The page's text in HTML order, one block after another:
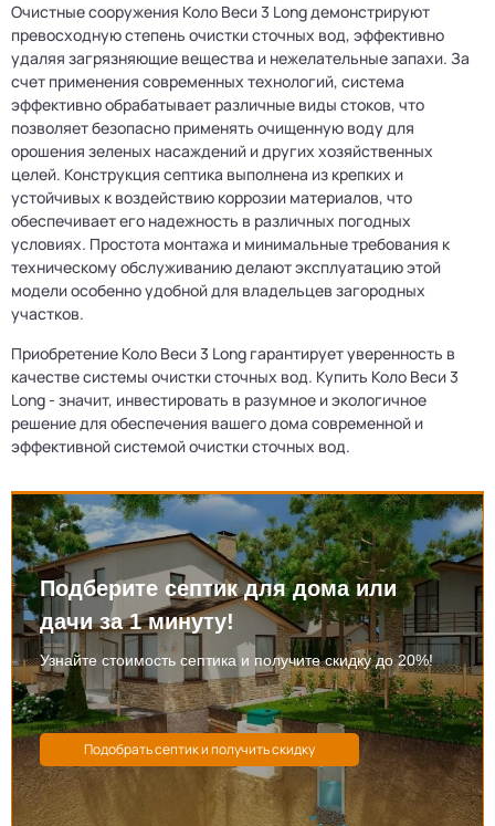
Очистные сооружения Коло Веси 3 Long демонстрируют
превосходную степень очистки сточных вод, эффективно
удаляя загрязняющие вещества и нежелательные запахи. За
счет применения современных технологий, система
эффективно обрабатывает различные виды стоков, что
позволяет безопасно применять очищенную воду для
орошения зеленых насаждений и других хозяйственных
целей. Конструкция септика выполнена из крепких и
устойчивых к воздействию коррозии материалов, что
обеспечивает его надежность в различных погодных
условиях. Простота монтажа и минимальные требования к
техническому обслуживанию делают эксплуатацию этой
модели особенно удобной для владельцев загородных
участков.
Приобретение Коло Веси 3 Long гарантирует уверенность в
качестве системы очистки сточных вод. Купить Коло Веси 3
Long - значит, инвестировать в разумное и экологичное
решение для обеспечения вашего дома современной и
эффективной системой очистки сточных вод.
Подберите септик для дома или
дачи за 1 минуту!
Узнайте стоимость септика и получите скидку до 20%!